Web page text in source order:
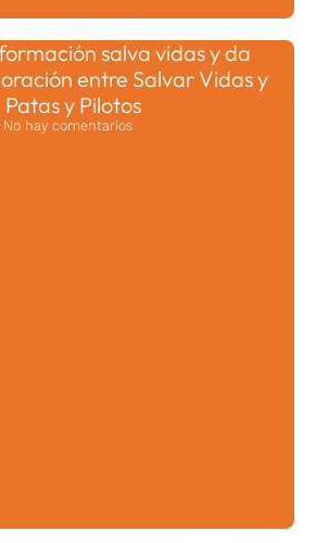
salva vidas y da
entre Salvar Vidas y
Patas y Pilotos
No hay comentarios